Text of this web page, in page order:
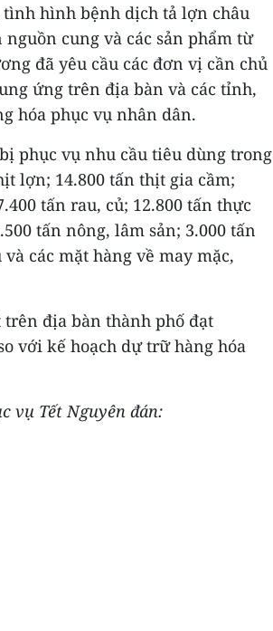
tình hình bệnh dịch tả lợn châu
cung và các sản phẩm từ
đã yêu cầu các đơn vị cần chủ
ứng trên địa bàn và các tỉnh,
hóa phục vụ nhân dân.
phục vụ nhu cầu tiêu dùng trong
lợn; 14.800 tấn thịt gia cầm;
tấn rau, củ; 12.800 tấn thực
tấn nông, lâm sản; 3.000 tấn
các mặt hàng về may mặc,
địa bàn thành phố đạt
với kế hoạch dự trữ hàng hóa
vụ Tết Nguyên đán: